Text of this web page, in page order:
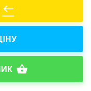
west
shopping_basket